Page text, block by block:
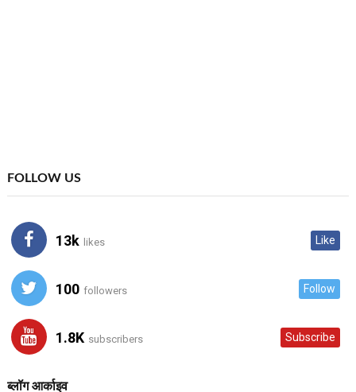
FOLLOW US
13k likes Like
100 followers Follow
1.8K subscribers Subscribe
ब्लॉग आर्काइव